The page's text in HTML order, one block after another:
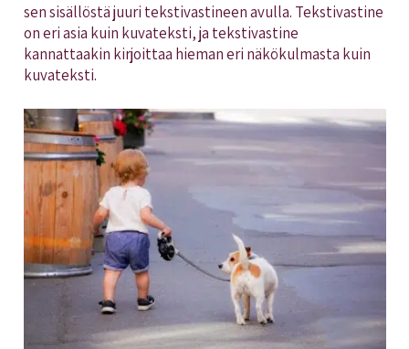
sen sisällöstä juuri tekstivastineen avulla. Tekstivastine
on eri asia kuin kuvateksti, ja tekstivastine
kannattaakin kirjoittaa hieman eri näkökulmasta kuin
kuvateksti.